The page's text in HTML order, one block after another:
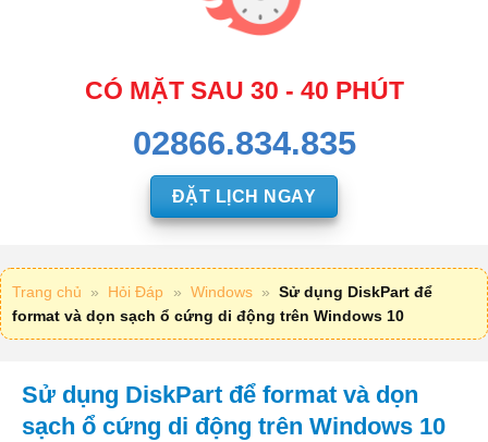
CÓ MẶT SAU 30 - 40 PHÚT
02866.834.835
ĐẶT LỊCH NGAY
Trang chủ » Hỏi Đáp » Windows » Sử dụng DiskPart để
format và dọn sạch ổ cứng di động trên Windows 10
Sử dụng DiskPart để format và dọn
sạch ổ cứng di động trên Windows 10